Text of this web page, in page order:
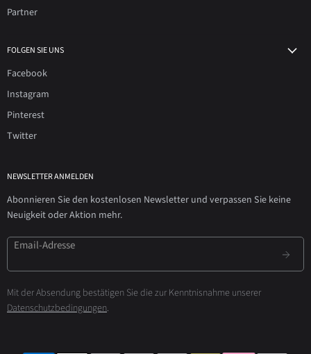
Partner
FOLGEN SIE UNS
Facebook
Instagram
Pinterest
Twitter
NEWSLETTER ANMELDEN
Abonnieren Sie den kostenlosen Newsletter und verpassen Sie keine
Neuigkeit oder Aktion mehr.
Email-Adresse
Mit der Absendung bestätigen Sie die zur Kenntnisnahme unserer
Datenschutzbedingungen.